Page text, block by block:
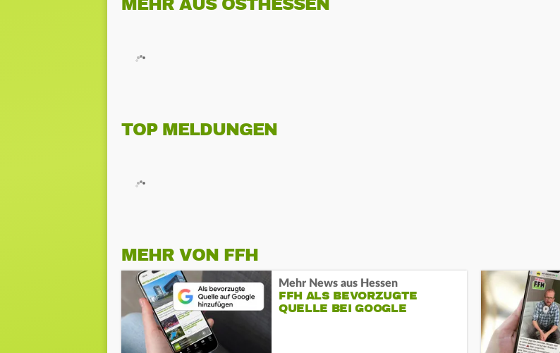
MEHR AUS OSTHESSEN
TOP MELDUNGEN
MEHR VON FFH
Mehr News aus Hessen
FFH ALS BEVORZUGTE
QUELLE BEI GOOGLE